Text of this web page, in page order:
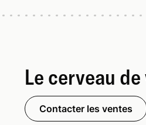
Le cerveau
Contacter les ventes